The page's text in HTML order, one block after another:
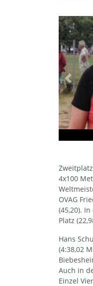
Previous
4x100
OVAG
(45,20).
Platz
Hans
(4:38,02
Auch in
Einzel